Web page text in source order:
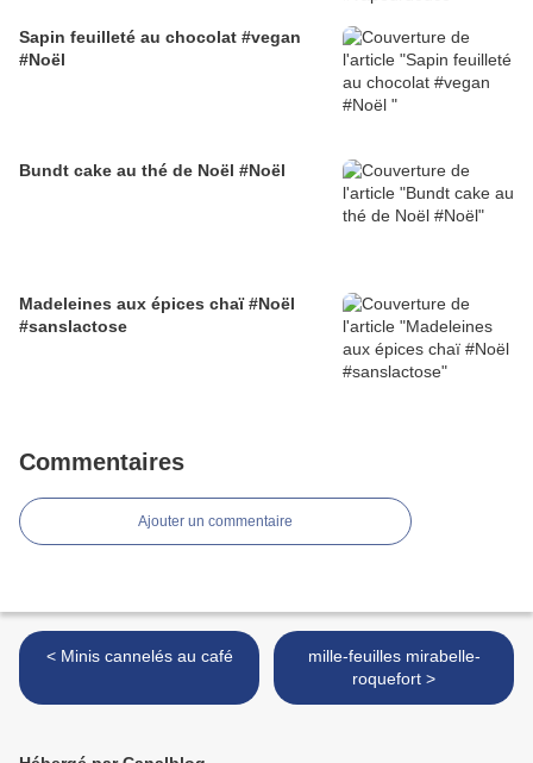
Sapin feuilleté au chocolat #vegan
#Noël
Bundt cake au thé de Noël #Noël
Madeleines aux épices chaï #Noël
#sanslactose
Commentaires
Ajouter un commentaire
< Minis cannelés au café
mille-feuilles mirabelle-
roquefort >